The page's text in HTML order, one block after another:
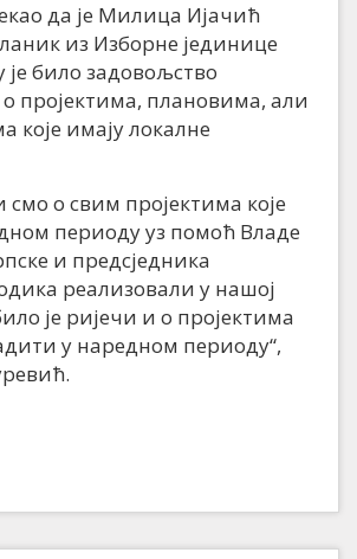
да је Милица Ијачић
из Изборне јединице
је било задовољство
пројектима, плановима, али
које имају локалне
смо о свим пројектима које
периоду уз помоћ Владе
и предсједника
реализовали у нашој
је ријечи и о пројектима
у наредном периоду“,